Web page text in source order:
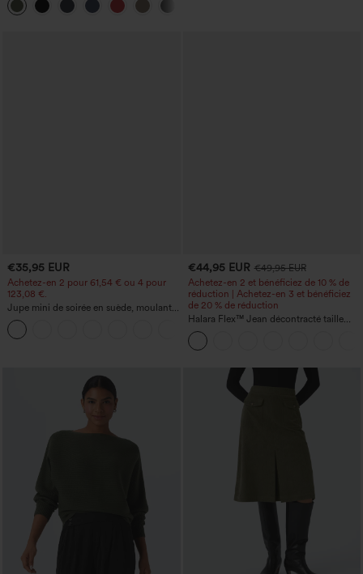
ventre, à rayures color block, avec
poches
€35,95 EUR
Achetez-en 2 pour 61,54 € ou 4 pour
123,08 €.
Jupe mini de soirée en suède, moulante,
taille haute croisée 2-en-1 avec ourlet à
franges
€44,95 EUR €49,95 EUR
Achetez-en 2 et bénéficiez de 10 % de
réduction | Achetez-en 3 et bénéficiez
de 20 % de réduction
Halara Flex™ Jean décontracté taille
haute, jambe droite, délavé, avec poches